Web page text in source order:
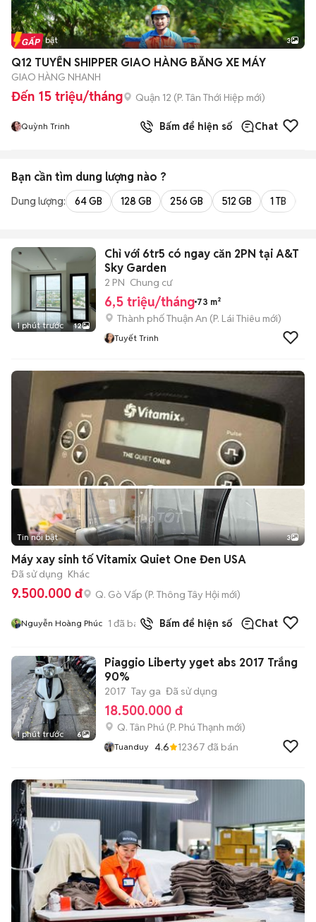
Tin nổi bật 3
Q12 TUYỂN SHIPPER GIAO HÀNG BẰNG XE MÁY
GIAO HÀNG NHANH
Đến 15 triệu/tháng Quận 12 (P. Tân Thới Hiệp mới)
Quỳnh Trinh Bấm để hiện số Chat
Bạn cần tìm dung lượng nào ?
Dung lượng: 64 GB 128 GB 256 GB 512 GB 1 TB
1 phút trước 12
Chỉ với 6tr5 có ngay căn 2PN tại A&T
Sky Garden
2 PN Chung cư
6,5 triệu/tháng 73 m²
Thành phố Thuận An (P. Lái Thiêu mới)
Tuyết Trinh
Tin nổi bật 3
Máy xay sinh tố Vitamix Quiet One Đen USA
Đã sử dụng Khác
9.500.000 đ Q. Gò Vấp (P. Thông Tây Hội mới)
Nguyễn Hoàng Phúc 1 đã bán Bấm để hiện số Chat
1 phút trước 6
Piaggio Liberty yget abs 2017 Trắng
90%
2017 Tay ga Đã sử dụng
18.500.000 đ
Q. Tân Phú (P. Phú Thạnh mới)
Tuanduy 4.6 12367 đã bán